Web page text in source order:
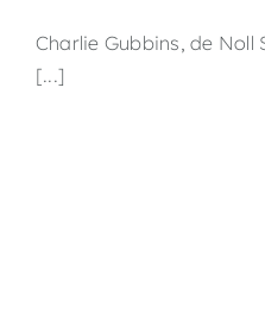
Charlie Gubbins, de Noll
[...]